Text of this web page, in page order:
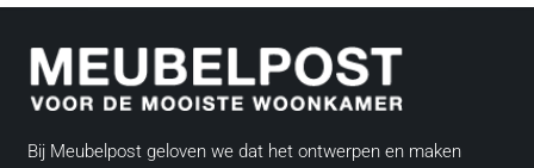
Bij Meubelpost geloven we dat het ontwerpen en maken